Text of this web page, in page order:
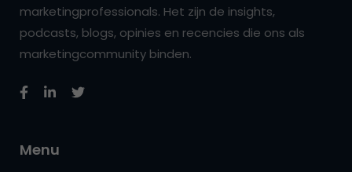
marketingprofessionals. Het zijn de insights,
podcasts, blogs, opinies en recencies die ons als
marketingcommunity binden.
Menu